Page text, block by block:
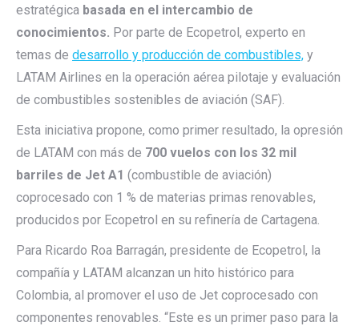
estratégica basada en el intercambio de
conocimientos. Por parte de Ecopetrol, experto en
temas de desarrollo y producción de combustibles, y
LATAM Airlines en la operación aérea pilotaje y evaluación
de combustibles sostenibles de aviación (SAF).
Esta iniciativa propone, como primer resultado, la opresión
de LATAM con más de 700 vuelos con los 32 mil
barriles de Jet A1 (combustible de aviación)
coprocesado con 1 % de materias primas renovables,
producidos por Ecopetrol en su refinería de Cartagena.
Para Ricardo Roa Barragán, presidente de Ecopetrol, la
compañía y LATAM alcanzan un hito histórico para
Colombia, al promover el uso de Jet coprocesado con
componentes renovables. “Este es un primer paso para la